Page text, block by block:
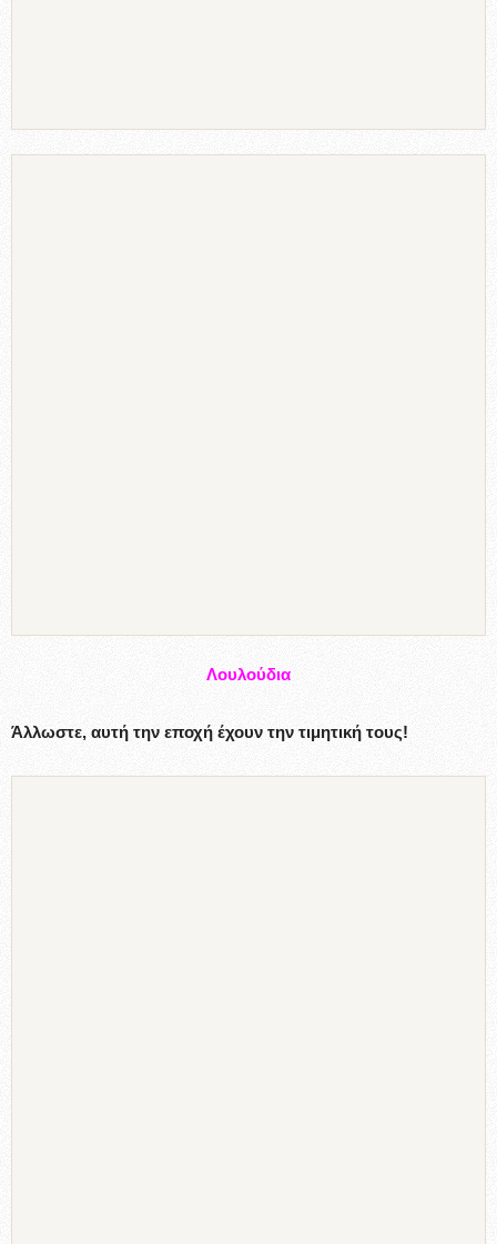
Λουλούδια
Άλλωστε, αυτή την εποχή έχουν την τιμητική τους!